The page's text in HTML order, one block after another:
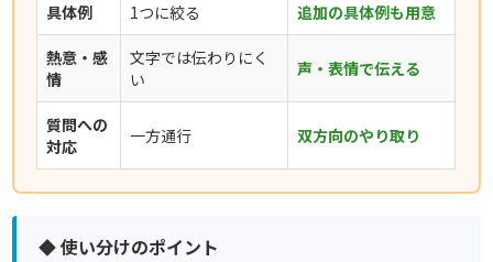
具体例 1つに絞る 追加の具体例も用意
熱意・感
情
文字では伝わりにく
い
声・表情で伝える
質問への
対応
一方通行 双方向のやり取り
◆ 使い分けのポイント